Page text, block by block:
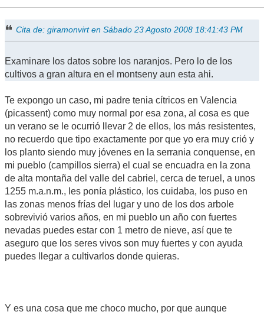
Cita de: giramonvirt en Sábado 23 Agosto 2008 18:41:43 PM
Examinare los datos sobre los naranjos. Pero lo de los
cultivos a gran altura en el montseny aun esta ahi.
Te expongo un caso, mi padre tenia cítricos en Valencia
(picassent) como muy normal por esa zona, al cosa es que
un verano se le ocurrió llevar 2 de ellos, los más resistentes,
no recuerdo que tipo exactamente por que yo era muy crió y
los planto siendo muy jóvenes en la serrania conquense, en
mi pueblo (campillos sierra) el cual se encuadra en la zona
de alta montaña del valle del cabriel, cerca de teruel, a unos
1255 m.a.n.m., les ponía plástico, los cuidaba, los puso en
las zonas menos frías del lugar y uno de los dos arbole
sobrevivió varios años, en mi pueblo un año con fuertes
nevadas puedes estar con 1 metro de nieve, así que te
aseguro que los seres vivos son muy fuertes y con ayuda
puedes llegar a cultivarlos donde quieras.
Y es una cosa que me choco mucho, por que aunque